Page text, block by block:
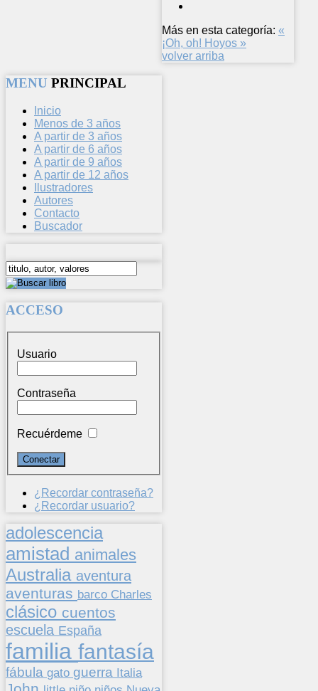
Más en esta categoría: «
¡Oh, oh! Hoyos »
volver arriba
MENU PRINCIPAL
Inicio
Menos de 3 años
A partir de 3 años
A partir de 6 años
A partir de 9 años
A partir de 12 años
Ilustradores
Autores
Contacto
Buscador
ACCESO
Usuario
Contraseña
Recuérdeme
¿Recordar contraseña?
¿Recordar usuario?
adolescencia
amistad animales
Australia aventura
aventuras barco Charles
clásico cuentos
escuela España
familia fantasía
fábula gato guerra Italia